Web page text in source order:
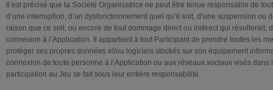
Il est précisé que la Société Organisatrice ne peut être tenue responsable de
d’une interruption, d’un dysfonctionnement quel qu’il soit, d’une suspension ou
raison que ce soit, ou encore de tout dommage direct ou indirect qui résulterait,
connexion à l’Application. Il appartient à tout Participant de prendre toutes les
protéger ses propres données et/ou logiciels stockés sur son équipement
connexion de toute personne à l’Application ou aux réseaux sociaux visés
participation au Jeu se fait sous leur entière responsabilité.